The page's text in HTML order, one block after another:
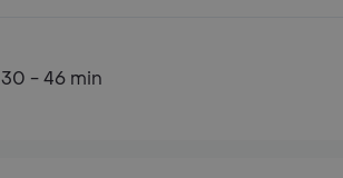
30 - 46 min